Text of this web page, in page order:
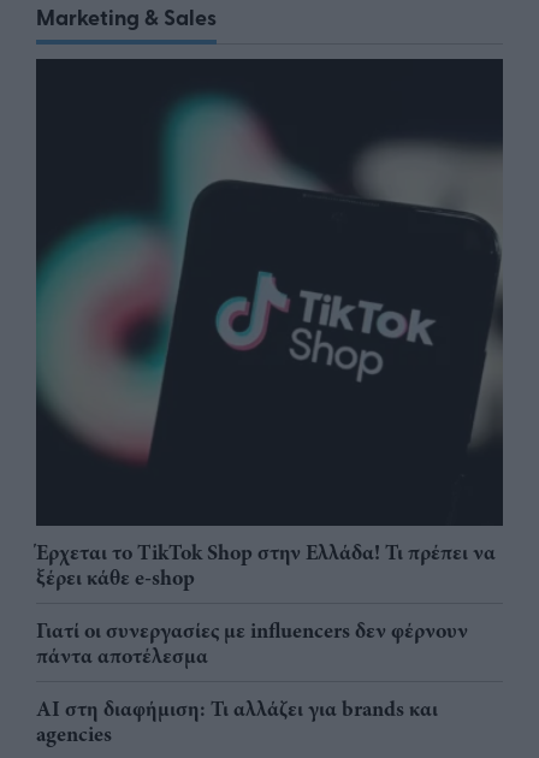
Marketing & Sales
Έρχεται το TikTok Shop στην Ελλάδα! Τι πρέπει να
ξέρει κάθε e-shop
Γιατί οι συνεργασίες με influencers δεν φέρνουν
πάντα αποτέλεσμα
AI στη διαφήμιση: Τι αλλάζει για brands και
agencies